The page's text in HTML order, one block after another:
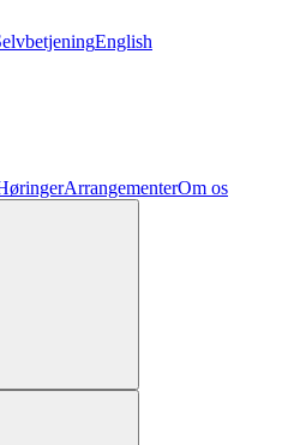
English
ArrangementerOm os